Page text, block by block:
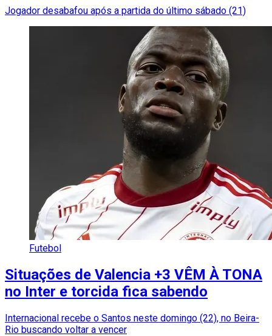
Jogador desabafou após a partida do último sábado (21)
Futebol
Situações de Valencia +3 VÊM À TONA
no Inter e torcida fica sabendo
Internacional recebe o Santos neste domingo (22), no Beira-
Rio buscando voltar a vencer